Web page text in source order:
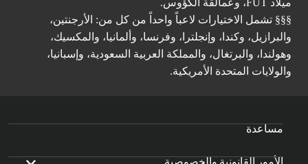
§§§ تشمل الاختيارات لاعباً واحداً من كل من: الأرجنتين،
والبرازيل، وكندا، وإنجلترا، وفرنسا، وألمانيا، والمكسيك،
وهولندا، والبرتغال، والمملكة العربية السعودية، وإسبانيا،
والولايات المتحدة الأمريكية.
مساعدة